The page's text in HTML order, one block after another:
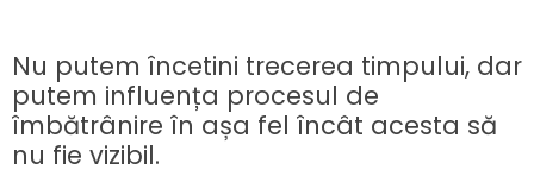
Nu putem încetini trecerea timpului, dar
putem influența procesul de
îmbătrânire în așa fel încât acesta să
nu fie vizibil.